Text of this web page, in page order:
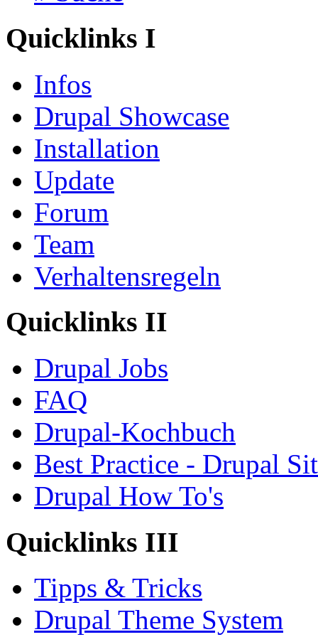
Quicklinks I
Infos
Drupal Showcase
Installation
Update
Forum
Team
Verhaltensregeln
Quicklinks II
Drupal Jobs
FAQ
Drupal-Kochbuch
Best Practice - Drupal
Drupal How To's
Quicklinks III
Tipps & Tricks
Drupal Theme System